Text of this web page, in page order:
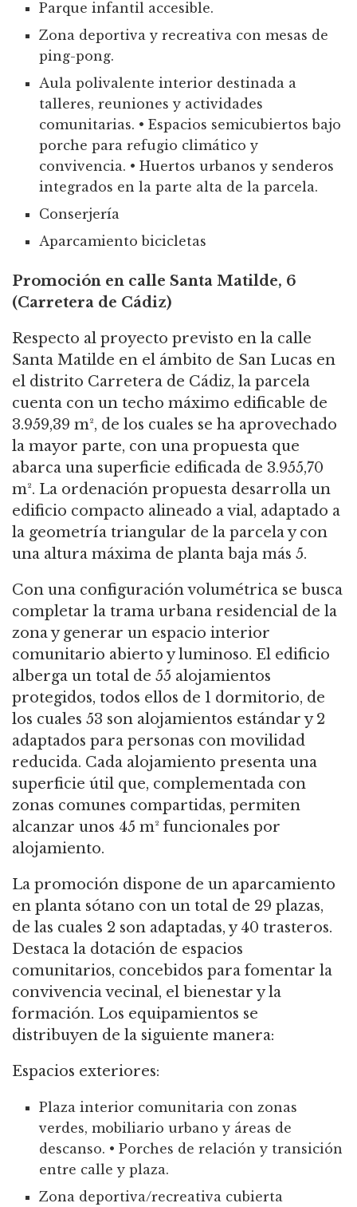
Parque infantil accesible.
Zona deportiva y recreativa con mesas de
ping-pong.
Aula polivalente interior destinada a
talleres, reuniones y actividades
comunitarias. •Espacios semicubiertos bajo
porche para refugio climático y
convivencia. •Huertos urbanos y senderos
integrados en la parte alta de la parcela.
Conserjería
Aparcamiento bicicletas
Promoción en calle Santa Matilde, 6
(Carretera de Cádiz)
Respecto al proyecto previsto en la calle
Santa Matilde en el ámbito de San Lucas en
el distrito Carretera de Cádiz, la parcela
cuenta con un techo máximo edificable de
3.959,39 m², de los cuales se ha aprovechado
la mayor parte, con una propuesta que
abarca una superficie edificada de 3.955,70
m². La ordenación propuesta desarrolla un
edificio compacto alineado a vial, adaptado a
la geometría triangular de la parcela y con
una altura máxima de planta baja más 5.
Con una configuración volumétrica se busca
completar la trama urbana residencial de la
zona y generar un espacio interior
comunitario abierto y luminoso. El edificio
alberga un total de 55 alojamientos
protegidos, todos ellos de 1 dormitorio, de
los cuales 53 son alojamientos estándar y 2
adaptados para personas con movilidad
reducida. Cada alojamiento presenta una
superficie útil que, complementada con
zonas comunes compartidas, permiten
alcanzar unos 45 m² funcionales por
alojamiento.
La promoción dispone de un aparcamiento
en planta sótano con un total de 29 plazas,
de las cuales 2 son adaptadas, y 40 trasteros.
Destaca la dotación de espacios
comunitarios, concebidos para fomentar la
convivencia vecinal, el bienestar y la
formación. Los equipamientos se
distribuyen de la siguiente manera:
Espacios exteriores:
Plaza interior comunitaria con zonas
verdes, mobiliario urbano y áreas de
descanso. •Porches de relación y transición
entre calle y plaza.
Zona deportiva/recreativa cubierta